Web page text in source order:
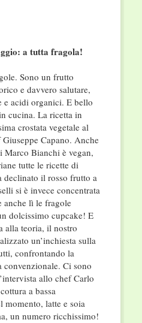
a tutta fragola!
Sono un frutto
e davvero salutare,
e acidi organici. E bello
cucina. La ricetta in
crostata vegetale al
Capano. Anche
Bianchi è vegan,
tutte le ricette di
declinato il rosso frutto a
si è invece concentrata
anche lì le fragole
dolcissimo cupcake! E
alla teoria, il nostro
un’inchiesta sulla
confrontando la
Ci sono
allo chef Carlo
a bassa
momento, latte e soia
un numero ricchissimo!